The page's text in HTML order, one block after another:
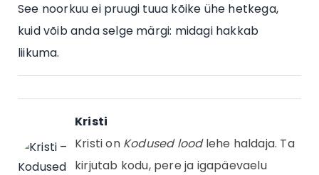
See noorkuu ei pruugi tuua kõike ühe hetkega,
kuid võib anda selge märgi: midagi hakkab
liikuma.
Kristi
Kristi on Kodused loodlehe haldaja. Ta
kirjutab kodu, pere ja igapäevaelu